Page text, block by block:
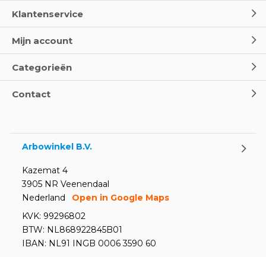
Klantenservice
Mijn account
Categorieën
Contact
Arbowinkel B.V.
Kazemat 4
3905 NR Veenendaal
Nederland
Open in Google Maps
KVK: 99296802
BTW: NL868922845B01
IBAN: NL91 INGB 0006 3590 60